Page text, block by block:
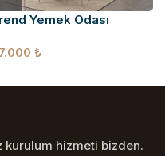
Yemek Odası
₺
hizmeti bizden.